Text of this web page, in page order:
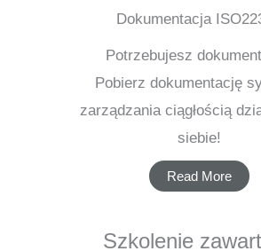
Dokumentacja
Potrzebujesz
Pobierz dokumentację
zarządzania ciągłością
siebie!
Read More
Szkolenie